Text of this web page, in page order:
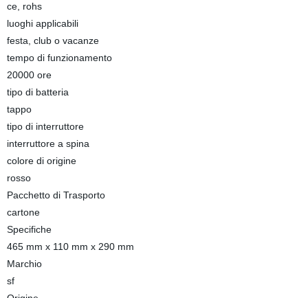
ce, rohs
luoghi applicabili
festa, club o vacanze
tempo di funzionamento
20000 ore
tipo di batteria
tappo
tipo di interruttore
interruttore a spina
colore di origine
rosso
Pacchetto di Trasporto
cartone
Specifiche
465 mm x 110 mm x 290 mm
Marchio
sf